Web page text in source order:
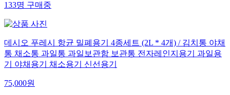
133명 구매중
데시오 푸레시 항균 밀폐용기 4종세트 (2L * 4개) / 김치통 야채
통 채소통 과일통 과일보관함 보관통 전자레인지용기 과일용
기 야채용기 채소용기 신선용기
75,000원